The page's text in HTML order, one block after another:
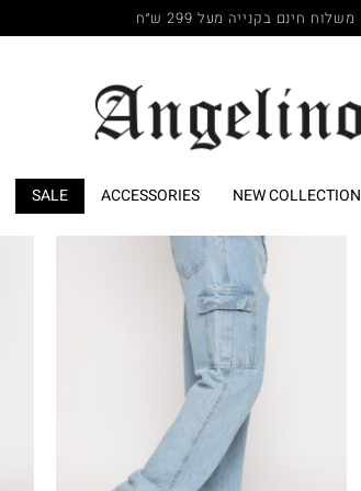
משלוח חינם בקנייה מעל 299 ש״ח
NEW COLLECTION
ACCESSORIES
SALE